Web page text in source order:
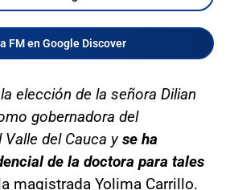
FM en Google Discover
elección de la señora Dilian
gobernadora del
del Cauca yse ha
de la doctora para tales
magistrada Yolima Carrillo.